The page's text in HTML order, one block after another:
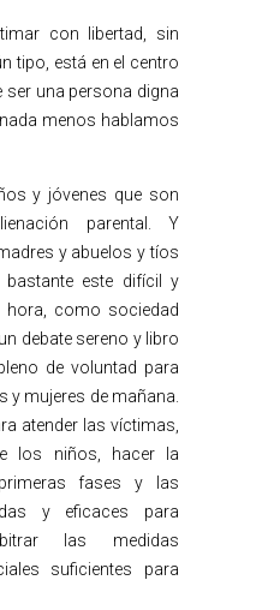
con libertad, sin
tipo, está en el centro
ser una persona digna
menos hablamos
y jóvenes que son
parental. Y
y abuelos y tíos
este difícil y
hora, como sociedad
debate sereno y libro
de voluntad para
y mujeres de mañana.
atender las víctimas,
los niños, hacer la
fases y las
y eficaces para
las medidas
suficientes para